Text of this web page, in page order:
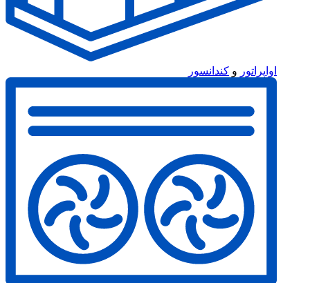
اواپراتور و کندانسور